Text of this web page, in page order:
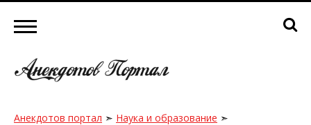
Анекдотов портал ➣ Наука и образование ➣